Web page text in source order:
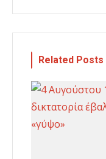
Related Posts